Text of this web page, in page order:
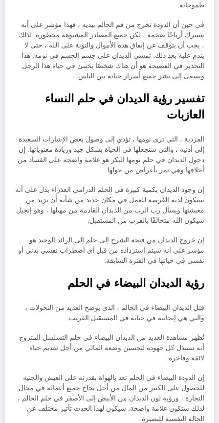
طموحاته.
في حين أن الدودة تخرج من فم الحالم بيديه ، فهذا مؤشر على أنه
سيترك أرباحًا ضخمة ، لكن جميع المصادر المشبوهة محظورة. لذلك
، يجب أن يتوقف عن إنفاق هذه الأموال والتوبة على الله ، حتى لا
يندم عليه بعد ذلك. تمشي الديدان على جسم الجسم في نومه. هذا
التحذير في الفضيحة هو أن هناك شخصًا يختبئ في حياة هذا الرجل
ويسعى إلى نشر جميع أسرار حياته بين الناس.
تفسير رؤية الديدان في حلم النساء
العازبات
الفردية ، التي ترى نومها ، تؤدي إلى وصول بعض الإشارات السعيدة
إلى أذنيه ، والتي ستجعلها في الحياة بشكل جيد وزيادة معنوياتها. إن
دخول الديدان في حلم نومها البكر هو علامة واضحة على الفساد من
أخلاقها وهي تمر بأعراض من حولها.
إن وجود الديدان بكمية كبيرة في الحلم الدرامي العذراء يدل على أنه
سيكون لديه الفرصة للعمل في مكان جديد من شأنه أن يزيد من
معيشتها ويسأل رب الرب من الديدان القادمة من مهبلها ، وهو إنجيل
سيكون الله متحالفًا بالقرب من المستقبل.
إن خروج الديدان من فتحة الشرج إلى حلم إلى الرائد الوحيد هو
مؤشر على أنه سيتم استرداده من قبل أي اضطراب نفسي بدني أو
نفسي في حياتها في الفترة السابقة.
رؤية الديدان البيضاء في الحلم
قتل الديدان البيضاء في الحالم ، الذي يوضح العديد من التحولات ،
والتي هي إيجابية في حياته في المستقبل القريب.
تُظهر مشاهدة العديد من الديدان البيضاء في حلم التسلسل المتزوج
أنه سيبذل كل جهوده لتحسين وضعه المالي من أجل تقديم حياة
لائقة وفاخرة.
إن الدودة البيضاء في الحلم تعد بالهواة بقدرته على العيش والجنيه
للحصول على الكثير من المال من أجل نجاح جميع أعماله في مجال
التجارة ، ورؤية لون الديدان من الأبيض إلى الأصفر في حلم الحالم ،
لذلك ستكون علامة واضحة. سيكون لهذا الحدث تأثير مختلف عن
الحالة النفسية للبصيرة.